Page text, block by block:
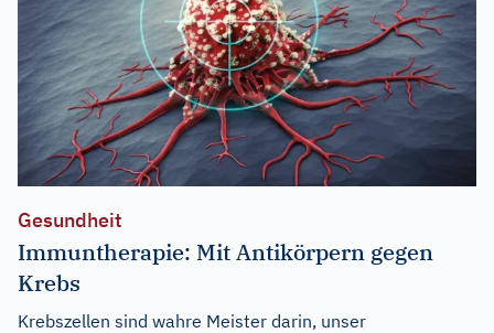
Gesundheit
Immuntherapie: Mit Antikörpern gegen
Krebs
Krebszellen sind wahre Meister darin, unser